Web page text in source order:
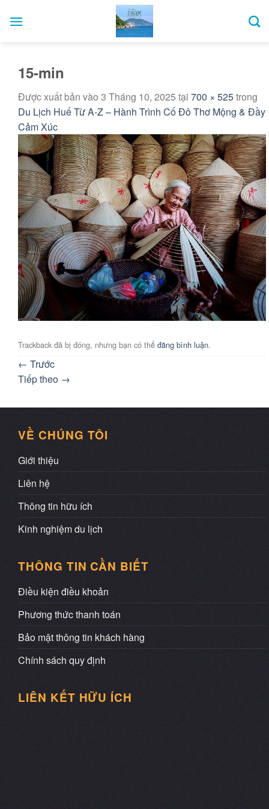
qua
15-min
Được xuất bản vào 3 Tháng 10, 2025 tại 700 × 525trong
Du Lịch Huế Từ A-Z – Hành Trình Cố Đô Thơ Mộng & Đầy
Cảm Xúc
Trackback đã bị đóng, nhưng bạn có thể đăng bình luận.
← Trước
Tiếp theo →
VỀ CHÚNG TÔI
Giới thiệu
Liên hệ
Thông tin hữu ích
Kinh nghiệm du lịch
THÔNG TIN CẦN BIẾT
Điều kiện điều khoản
Phương thức thanh toán
Bảo mật thông tin khách hàng
Chính sách quy định
LIÊN KẾT HỮU ÍCH